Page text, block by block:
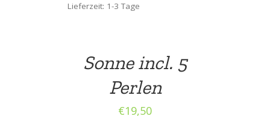
Lieferzeit: 1-3 Tage
Sonne incl. 5
Perlen
€19,50